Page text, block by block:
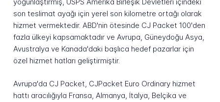
yoğunlaştırmış, USPS Amerika Birleşik Devletleri içindeki
son teslimat ayağı için yerel son kilometre ortağı olarak
hizmet vermektedir. ABD'nin ötesinde CJ Packet 100'den
fazla ülkeyi kapsamaktadır ve Avrupa, Güneydoğu Asya,
Avustralya ve Kanada'daki başlıca hedef pazarlar için
özel hizmet hatları geliştirmiştir.
Avrupa'da CJ Packet, CJPacket Euro Ordinary hizmet
hattı aracılığıyla Fransa, Almanya, İtalya, Belçika ve